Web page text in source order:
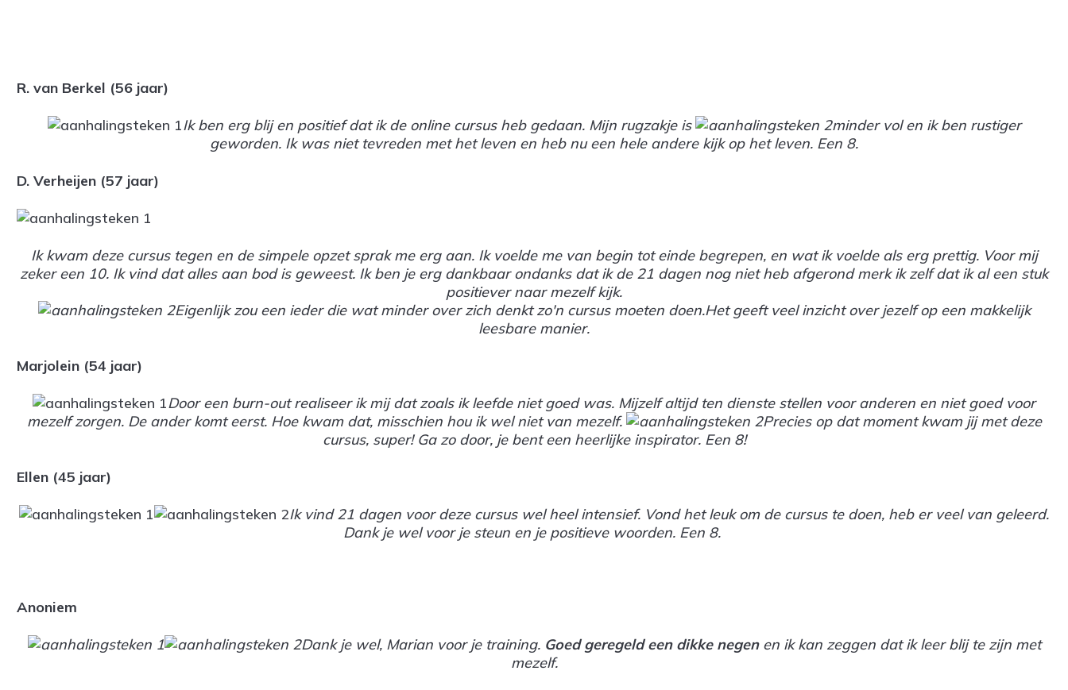
R. van Berkel (56 jaar)
Ik ben erg blij en positief dat ik de online cursus heb gedaan. Mijn rugzakje is
minder vol en ik ben rustiger
geworden. Ik was niet tevreden met het leven en heb nu een hele andere kijk op het leven. Een 8.
D. Verheijen (57 jaar)
Ik kwam deze cursus tegen en de simpele opzet sprak me erg aan. Ik voelde me van begin tot einde begrepen, en wat ik voelde als erg prettig. Voor mij
zeker een 10. Ik vind dat alles aan bod is geweest. Ik ben je erg dankbaar ondanks dat ik de 21 dagen nog niet heb afgerond merk ik zelf dat ik al een stuk
positiever naar mezelf kijk.
Eigenlijk zou een ieder die wat minder over zich denkt zo'n cursus moeten doen.Het geeft veel inzicht over jezelf op een makkelijk
leesbare manier.
Marjolein (54 jaar)
Door een burn-out realiseer ik mij dat zoals ik leefde niet goed was. Mijzelf altijd ten dienste stellen voor anderen en niet goed voor
mezelf zorgen. De ander komt eerst. Hoe kwam dat, misschien hou ik wel niet van mezelf.
Precies op dat moment kwam jij met deze
cursus, super! Ga zo door, je bent een heerlijke inspirator. Een 8!
Ellen (45 jaar)
Ik vind 21 dagen voor deze cursus wel heel intensief. Vond het leuk om de cursus te doen, heb er veel van geleerd.
Dank je wel voor je steun en je positieve woorden. Een 8.
Anoniem
Dank je wel, Marian voor je training. Goed geregeld een dikke negenen ik kan zeggen dat ik leer blij te zijn met
mezelf.